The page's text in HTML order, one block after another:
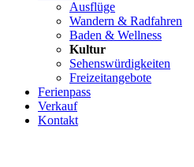
Ausflüge
Wandern & Radfahren
Baden & Wellness
Kultur
Sehenswürdigkeiten
Freizeitangebote
Ferienpass
Verkauf
Kontakt